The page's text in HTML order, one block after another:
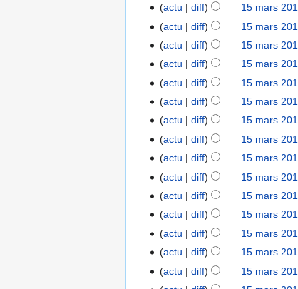
u
m
é
d
e
m
o
d
i
f
c
a
t
i
o
r
é
u
m
é
d
e
m
o
d
i
f
c
a
t
c
u
n
r
é
u
m
é
d
e
m
o
d
i
f
actu
diff 15 mars
actu
diff 15 mars
A
c
u
n
r
é
u
m
é
d
e
m
o
actu diff 15 mars
A
c
u
n
r
é
u
m
é
d
e
m
actu diff 15 mars
A
c
u
n
r
é
u
m
é
d
e
actu diff 15 mars
A
c
u
n
r
é
u
m
é
d
e
actu diff 15 mars
actu
diff 15 mars
A
c
u
n
r
é
u
m
actu diff 15 mars
actu
diff 15 mars
actu
diff 15 mars
actu
diff 15 mars
A
c
u
n
actu diff 15 mars
actu
diff 15 mars
actu
diff 15 mars
Aactu diff 15 mars